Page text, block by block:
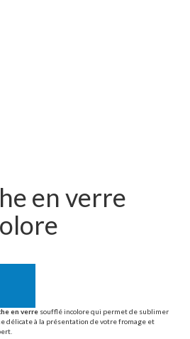
en verre
en verre soufflé incolore qui permet de sublimer
délicate à la présentation de votre fromage et